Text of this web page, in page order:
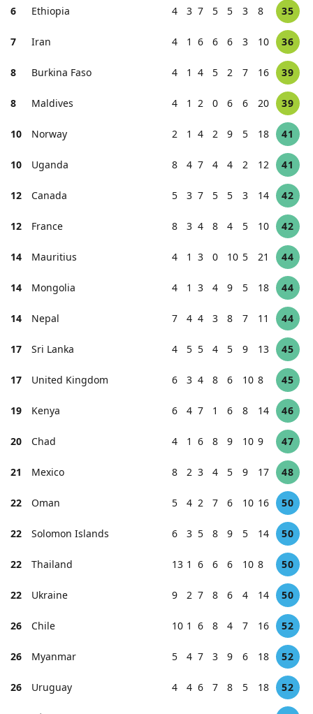
6 Ethiopia 4 3 7 5 5 3 8 35
7 Iran 4 1 6 6 6 3 10 36
8 Burkina Faso 4 1 4 5 2 7 16 39
8 Maldives 4 1 2 0 6 6 20 39
10 Norway 2 1 4 2 9 5 18 41
10 Uganda 8 4 7 4 4 2 12 41
12 Canada 5 3 7 5 5 3 14 42
12 France 8 3 4 8 4 5 10 42
14 Mauritius 4 1 3 0 10 5 21 44
14 Mongolia 4 1 3 4 9 5 18 44
14 Nepal 7 4 4 3 8 7 11 44
17 Sri Lanka 4 5 5 4 5 9 13 45
17 United Kingdom 6 3 4 8 6 10 8 45
19 Kenya 6 4 7 1 6 8 14 46
20 Chad 4 1 6 8 9 10 9 47
21 Mexico 8 2 3 4 5 9 17 48
22 Oman 5 4 2 7 6 10 16 50
22 Solomon Islands 6 3 5 8 9 5 14 50
22 Thailand 13 1 6 6 6 10 8 50
22 Ukraine 9 2 7 8 6 4 14 50
26 Chile 10 1 6 8 4 7 16 52
26 Myanmar 5 4 7 3 9 6 18 52
26 Uruguay 4 4 6 7 8 5 18 52